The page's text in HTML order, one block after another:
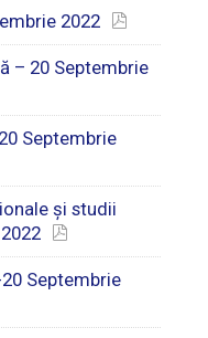
2022
– 20 Septembrie
Septembrie
şi studii
Septembrie